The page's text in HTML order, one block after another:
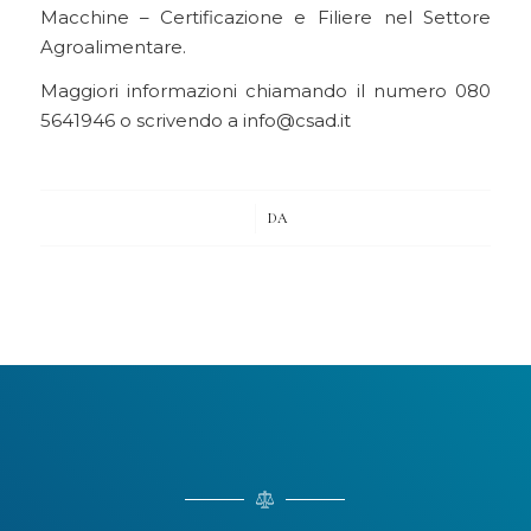
Macchine – Certificazione e Filiere nel Settore
Agroalimentare.
Maggiori informazioni chiamando il numero 080
5641946 o scrivendo a info@csad.it
DA